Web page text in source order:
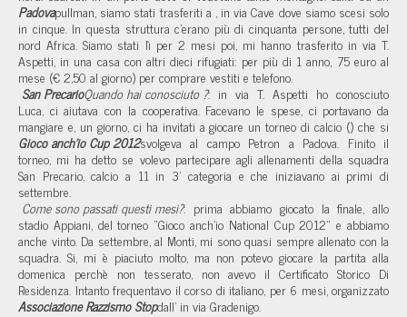
pullman, siamo stati trasferiti a
Padova , in via Cave dove siamo scesi solo
in cinque. In questa struttura c'erano più di cinquanta persone, tutti del
nord Africa. Siamo stati lì per 2 mesi poi, mi hanno trasferito in via T.
Aspetti, in una casa con altri dieci rifugiati: per più di 1 anno, 75 euro al
mese (€ 2,50 al giorno) per comprare vestiti e telefono.
Quando hai conosciuto
San Precario ?: in via T. Aspetti ho conosciuto
Luca, ci aiutava con la cooperativa. Facevano le spese, ci portavano da
mangiare e, un giorno, ci ha invitati a giocare un torneo di calcio (
Gioco anch'io Cup 2012
) che si
svolgeva al campo Petron a Padova. Finito il
torneo, mi ha detto se volevo partecipare agli allenamenti della squadra
San Precario, calcio a 11 in 3' categoria e che iniziavano ai primi di
settembre.
Come sono passati questi mesi?: prima abbiamo giocato la finale, allo
stadio Appiani, del torneo “Gioco anch'io National Cup 2012” e abbiamo
anche vinto. Da settembre, al Monti, mi sono quasi sempre allenato con la
squadra. Si, mi è piaciuto molto, ma non potevo giocare la partita alla
domenica perchè non tesserato, non avevo il Certificato Storico Di
Residenza. Intanto frequentavo il corso di italiano, per 6 mesi, organizzato
dall'
Associazione Razzismo Stop
in via Gradenigo.